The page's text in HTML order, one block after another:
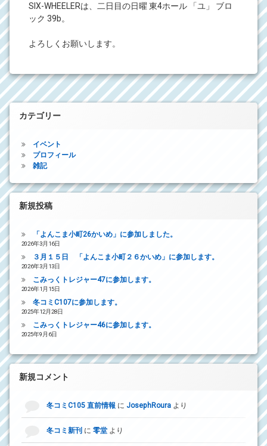
SIX-WHEELERは、二日目の日曜 東4ホール 「ユ」 ブロ
ック 39b。
よろしくお願いします。
カテゴリー
イベント
プロフィール
雑記
新規投稿
「よんこま小町26かいめ」に参加しました。
2026年3月16日
３月１５日 「よんこま小町２６かいめ」に参加します。
2026年3月13日
こみっくトレジャー47に参加します。
2026年1月15日
冬コミC107に参加します。
2025年12月28日
こみっくトレジャー46に参加します。
2025年9月6日
新規コメント
冬コミC105 直前情報 に JosephRouraより
冬コミ新刊 に 零堂より